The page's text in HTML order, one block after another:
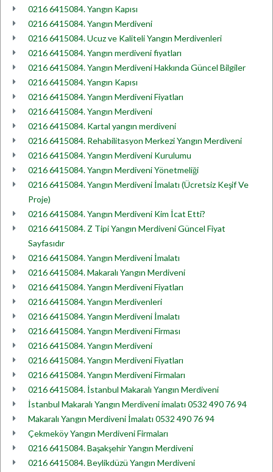
0216 6415084. Yangın Kapısı
0216 6415084. Yangın Merdiveni
0216 6415084. Ucuz ve Kaliteli Yangın Merdivenleri
0216 6415084. Yangın merdiveni fiyatları
0216 6415084. Yangın Merdiveni Hakkında Güncel Bilgiler
0216 6415084. Yangın Kapısı
0216 6415084. Yangın Merdiveni Fiyatları
0216 6415084. Yangın Merdiveni
0216 6415084. Kartal yangın merdiveni
0216 6415084. Rehabilitasyon Merkezi Yangın Merdiveni
0216 6415084. Yangın Merdiveni Kurulumu
0216 6415084. Yangın Merdiveni Yönetmeliği
0216 6415084. Yangın Merdiveni İmalatı (Ücretsiz Keşif Ve
Proje)
0216 6415084. Yangın Merdiveni Kim İcat Etti?
0216 6415084. Z Tipi Yangın Merdiveni Güncel Fiyat
Sayfasıdır
0216 6415084. Yangın Merdiveni İmalatı
0216 6415084. Makaralı Yangın Merdiveni
0216 6415084. Yangın Merdiveni Fiyatları
0216 6415084. Yangın Merdivenleri
0216 6415084. Yangın Merdiveni İmalatı
0216 6415084. Yangın Merdiveni Firması
0216 6415084. Yangın Merdiveni
0216 6415084. Yangın Merdiveni Fiyatları
0216 6415084. Yangın Merdiveni Firmaları
0216 6415084. İstanbul Makaralı Yangın Merdiveni
İstanbul Makaralı Yangın Merdiveni imalatı 0532 490 76 94
Makaralı Yangın Merdiveni İmalatı 0532 490 76 94
Çekmeköy Yangın Merdiveni Firmaları
0216 6415084. Başakşehir Yangın Merdiveni
0216 6415084. Beylikdüzü Yangın Merdiveni